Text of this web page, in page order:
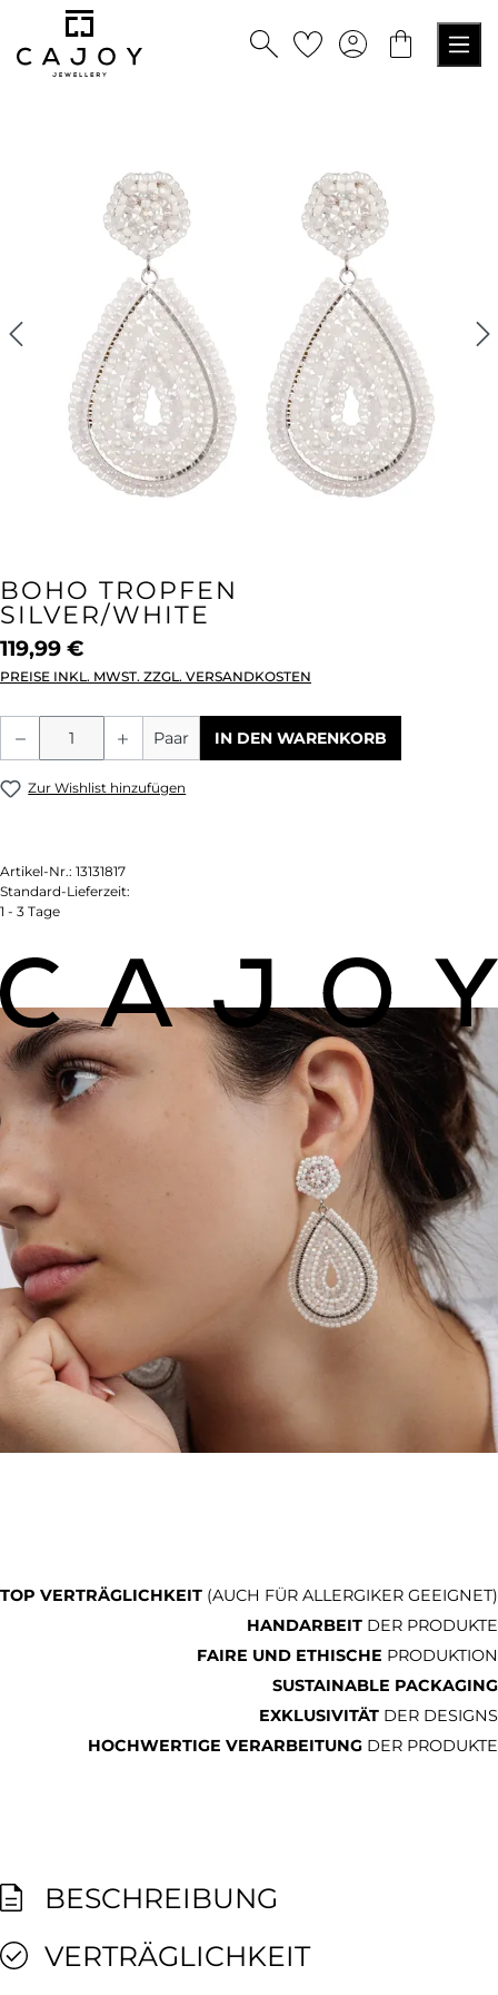
springen
BOHO TROPFEN
SILVER/WHITE
119,99 €
PREISE INKL. MWST. ZZGL. VERSANDKOSTEN
Produkt Anzahl: Gib den gewünschten
Paar IN DEN WARENKORB
Zur Wishlist hinzufügen
Artikel-Nr.: 13131817
Standard-Lieferzeit:
1 - 3 Tage
TOP VERTRÄGLICHKEIT (AUCH FÜR ALLERGIKER GEEIGNET)
HANDARBEIT DER PRODUKTE
FAIRE UND ETHISCHE PRODUKTION
SUSTAINABLE PACKAGING
EXKLUSIVITÄT DER DESIGNS
HOCHWERTIGE VERARBEITUNG DER PRODUKTE
BESCHREIBUNG
VERTRÄGLICHKEIT